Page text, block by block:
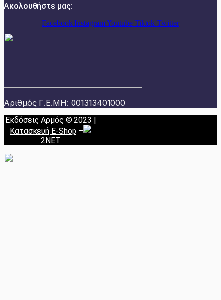
Ακολουθήστε μας:
Facebook InstagramYoutube Tiktok Twitter
Αριθμός Γ.Ε.ΜΗ: 001313401000
Εκδόσεις Αρμός © 2023 |
Κατασκευή E-Shop –
2NET